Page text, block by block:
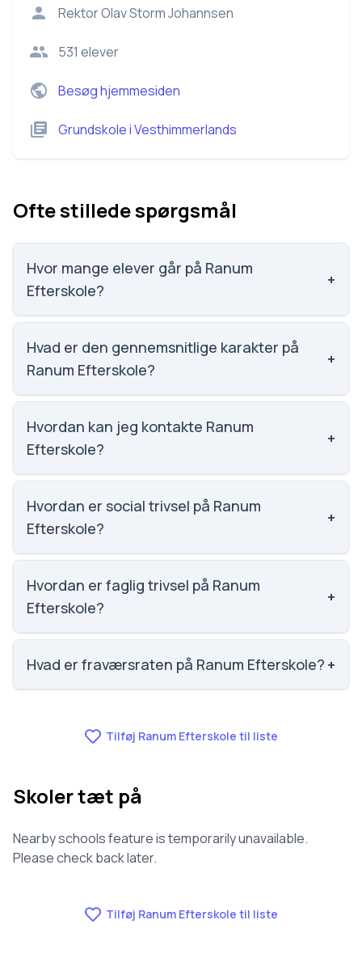
RektorOlav Storm Johannsen
531 elever
Besøg hjemmesiden
GrundskoleiVesthimmerlands
Ofte stillede spørgsmål
Hvor mange elever går på Ranum
Efterskole?
+
Ranum Efterskole har 531 elever, hvilket gør den til
nummer 459 ud af 3143 skoler.
Hvad er den gennemsnitlige karakter på
Ranum Efterskole?
+
Karaktergennemsnittet på Ranum Efterskole er 7.4,
nummer 663 ud af 3143 skoler.
Hvordan kan jeg kontakte Ranum
Efterskole?
+
Email: info@ranumefterskole.dk. Telefon: 9666
4400. Adresse: Seminarievej 23. Skoleleder: Olav
Storm Johannsen.
Hvordan er social trivsel på Ranum
Efterskole?
+
Vi har ikke data om social trivsel for Ranum
Efterskole.
Hvordan er faglig trivsel på Ranum
Efterskole?
+
Vi har ikke data om faglig trivsel for Ranum
Efterskole.
Hvad er fraværsraten på Ranum Efterskole? +
Tilføj Ranum Efterskole til liste
Skoler tæt på
Nearby schools feature is temporarily unavailable.
Please check back later.
Tilføj Ranum Efterskole til liste